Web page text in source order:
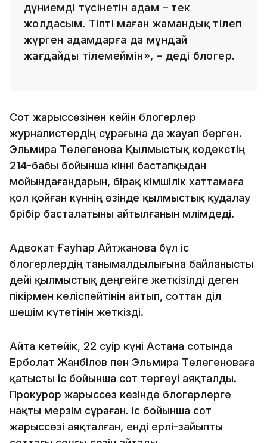
дүниемді түсінетін адам – тек
жолдасым. Тіпті маған жамандық тілеп
жүрген адамдарға да мұндай
жағдайды тілемеймін», – деді блогер.
Сот жарыссөзінен кейін блогерлер
журналистердің сұрағына да жауап берген.
Эльмира Төлегенова Қылмыстық кодекстің
214-бабы бойынша кінәні бастапқыдан
мойындағандарын, бірақ әкімшілік хаттамаға
қол қойған күннің өзінде қылмыстық қудалау
бәрібір басталатыны айтылғанын мәлімдеді.
Адвокат Ғауһар Айтжанова бұл іс
блогерлердің танымалдылығына байланысты
әдейі қылмыстық деңгейге жеткізілді деген
пікірмен келіспейтінін айтып, соттан әділ
шешім күтетінін жеткізді.
Айта кетейік, 22 сәуір күні Астана сотында
Ерболат Жанәбілов пен Эльмира Төлегеноваға
қатысты іс бойынша сот тергеуі аяқталды.
Прокурор жарыссөз кезінде блогерлерге
нақты мерзім сұраған. Іс бойынша сот
жарыссөзі аяқталған, енді ерлі-зайыпты